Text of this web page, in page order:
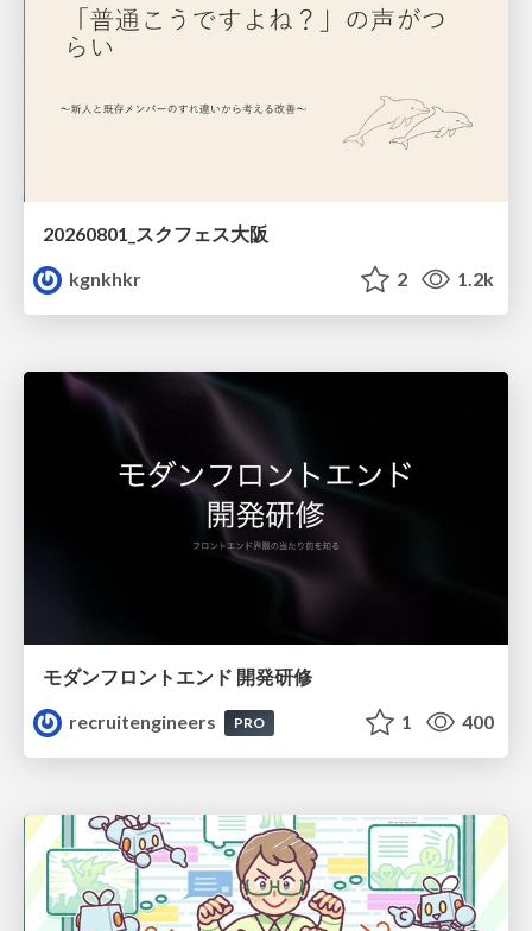
20260801_スクフェス大阪
kgnkhkr
2 1.2k
モダンフロントエンド 開発研修
recruitengineers
PRO 1 400